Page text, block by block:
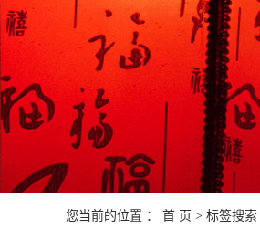
您当前的位置 ： 首 页 > 标签搜索